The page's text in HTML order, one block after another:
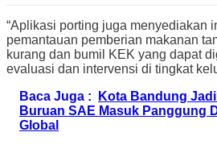
“Aplikasi porting juga menyediakan
pemantauan pemberian makanan
kurang dan bumil KEK yang dapat
evaluasi dan intervensi di tingkat
Baca Juga :
Kota Bandung
Buruan SAE Masuk Panggung
Global